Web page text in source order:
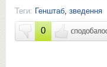
Теги: Генштаб, зведення
0